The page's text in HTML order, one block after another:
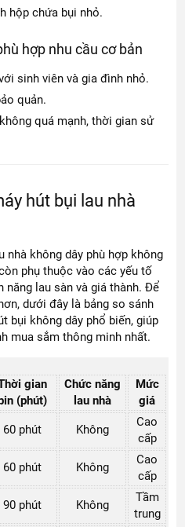
hộp chứa bụi nhỏ.
hợp nhu cầu cơ bản
sinh viên và gia đình nhỏ.
quản.
quá mạnh, thời gian sử
hút bụi lau nhà
nhà không dây phù hợp không
phụ thuộc vào các yếu tố
năng lau sàn và giá thành. Để
dưới đây là bảng so sánh
bụi không dây phổ biến, giúp
mua sắm thông minh nhất.
gian
(phút)
Chức năng
lau nhà
Mức
giá
60 phút Không
Cao
cấp
60 phút Không
Cao
cấp
90 phút Không
Tầm
trung